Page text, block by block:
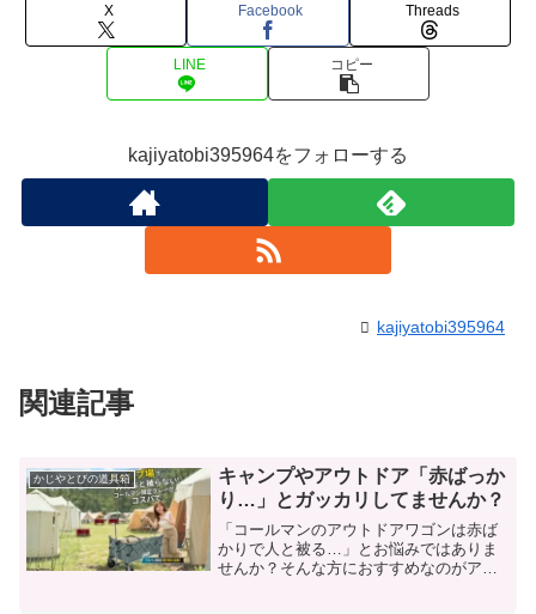
X Facebook Threads
LINE コピー
kajiyatobi395964をフォローする
kajiyatobi395964
関連記事
かじやとびの道具箱
キャンプやアウトドア「赤ばっか
り…」とガッカリしてませんか？
「コールマンのアウトドアワゴンは赤ば
かりで人と被る…」とお悩みではありま
せんか？そんな方におすすめなのがアル